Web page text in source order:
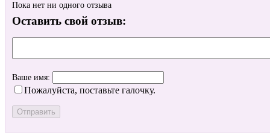
Пока нет ни одного отзыва
Оставить свой отзыв:
Ваше имя:
Пожалуйста, поставьте галочку.